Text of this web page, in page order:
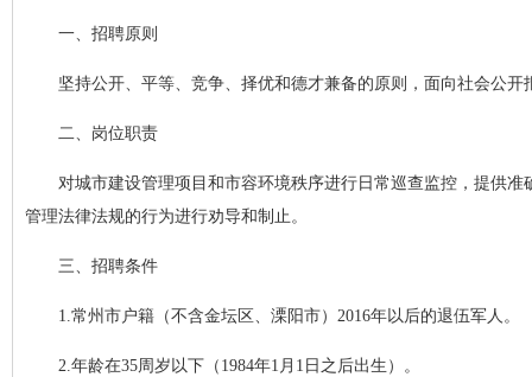
一、招聘原则
坚持公开、平等、竞争、择优和德才兼备的原则，面向社会公开
二、岗位职责
对城市建设管理项目和市容环境秩序进行日常巡查监控，提供
管理法律法规的行为进行劝导和制止。
三、招聘条件
1.常州市户籍（不含金坛区、溧阳市）2016年以后的退伍军人。
2.年龄在35周岁以下（1984年1月1日之后出生）。